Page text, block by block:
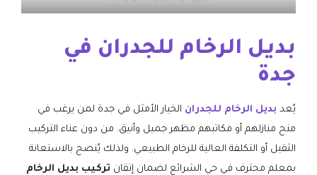
بديل الرخام للجدران في
جدة
يُعد بديل الرخام للجدران الخيار الأمثل في جدة لمن يرغب في
منح منازلهم أو مكاتبهم مظهر جميل وأنيق. من دون عناء التركيب
الثقيل أو التكلفة العالية للرخام الطبيعي. ولذلك يُنصح بالاستعانة
بمعلم محترف في حي الشرائع لضمان إتقان تركيب بديل الرخام